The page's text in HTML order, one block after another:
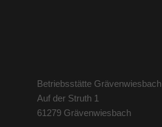
Betriebsstätte Grävenwiesbach
Auf der Struth 1
61279 Grävenwiesbach